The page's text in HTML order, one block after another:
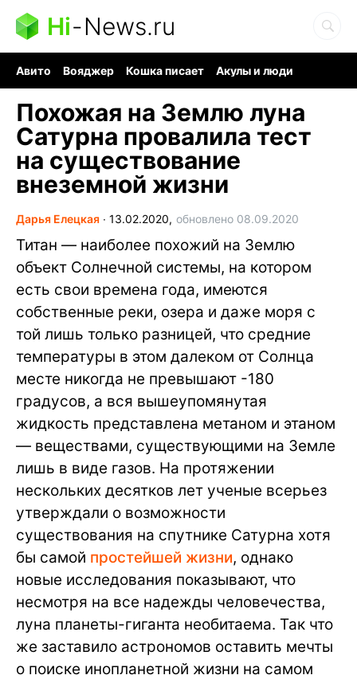
Hi-News.ru
Авито Вояджер Кошка писает
Акулы и люди
Похожая на Землю луна
Сатурна провалила тест
на существование
внеземной жизни
Дарья Елецкая ∙ 13.02.2020, обновлено 08.09.2020
Титан — наиболее похожий на Землю
объект Солнечной системы, на котором
есть свои времена года, имеются
собственные реки, озера и даже моря с
той лишь только разницей, что средние
температуры в этом далеком от Солнца
месте никогда не превышают -180
градусов, а вся вышеупомянутая
жидкость представлена метаном и этаном
— веществами, существующими на Земле
лишь в виде газов. На протяжении
нескольких десятков лет ученые всерьез
утверждали о возможности
существования на спутнике Сатурна хотя
бы самой простейшей жизни, однако
новые исследования показывают, что
несмотря на все надежды человечества,
луна планеты-гиганта необитаема. Так что
же заставило астрономов оставить мечты
о поиске инопланетной жизни на самом